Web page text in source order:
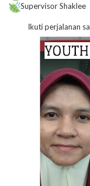
Supervisor Shaklee
Ikuti perjalanan